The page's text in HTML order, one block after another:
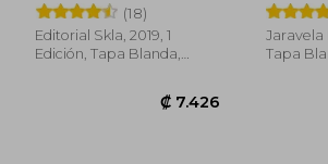
(18)
Editorial Skla, 2019, 1
Edición, Tapa Blanda,
Jaravela
Tapa